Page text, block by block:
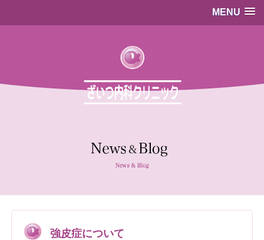
MENU
強皮症について